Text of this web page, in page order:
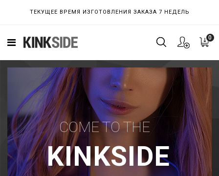
ТЕКУЩЕЕ ВРЕМЯ ИЗГОТОВЛЕНИЯ ЗАКАЗА 7 НЕДЕЛЬ
0
COME TO THE
KINKSIDE